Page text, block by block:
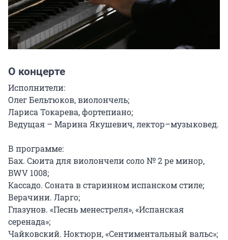
О концерте
Исполнители:
Олег Бельтюков, виолончель;
Лариса Токарева, фортепиано;
Ведущая – Марина Якушевич, лектор–музыковед.
В программе:
Бах. Сюита для виолончели соло № 2 ре минор,
BWV 1008;
Кассадо. Соната в старинном испанском стиле;
Верачини. Ларго;
Глазунов. «Песнь менестреля», «Испанская
серенада»;
Чайковский. Ноктюрн, «Сентиментальный вальс»;